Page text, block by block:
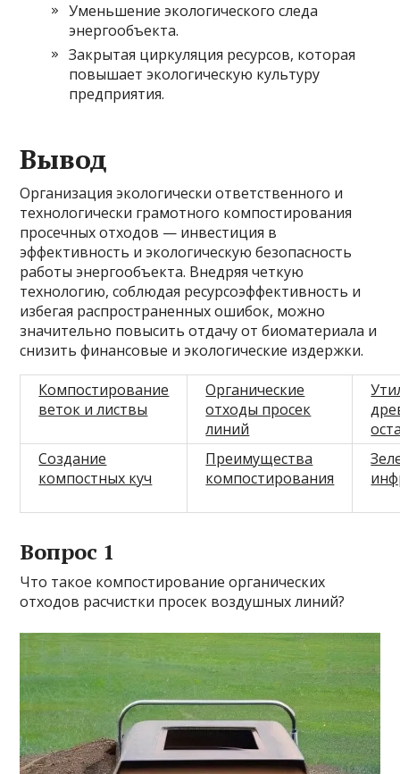
Уменьшение экологического следа
энергообъекта.
Закрытая циркуляция ресурсов, которая
повышает экологическую культуру
предприятия.
Вывод
Организация экологически ответственного и
технологически грамотного компостирования
просечных отходов — инвестиция в
эффективность и экологическую безопасность
работы энергообъекта. Внедряя четкую
технологию, соблюдая ресурсоэффективность и
избегая распространенных ошибок, можно
значительно повысить отдачу от биоматериала и
снизить финансовые и экологические издержки.
Компостирование
веток и листвы
Органические
отходы просек
линий
Создание
компостных куч
Преимущества
компостирования
Вопрос 1
Что такое компостирование органических
отходов расчистки просек воздушных линий?